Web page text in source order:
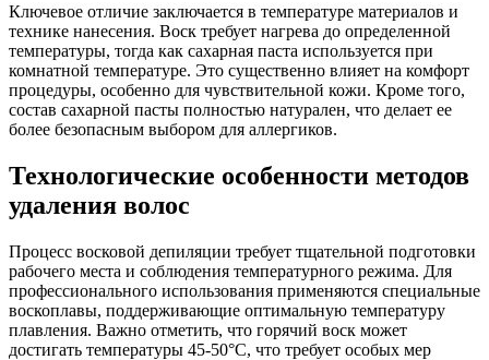
Ключевое отличие заключается в температуре материалов и
технике нанесения. Воск требует нагрева до определенной
температуры, тогда как сахарная паста используется при
комнатной температуре. Это существенно влияет на комфорт
процедуры, особенно для чувствительной кожи. Кроме того,
состав сахарной пасты полностью натурален, что делает ее
более безопасным выбором для аллергиков.
Технологические особенности методов
удаления волос
Процесс восковой депиляции требует тщательной подготовки
рабочего места и соблюдения температурного режима. Для
профессионального использования применяются специальные
воскоплавы, поддерживающие оптимальную температуру
плавления. Важно отметить, что горячий воск может
достигать температуры 45-50°C, что требует особых мер